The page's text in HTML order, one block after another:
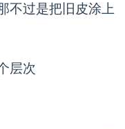
不过是把旧皮涂上
层次